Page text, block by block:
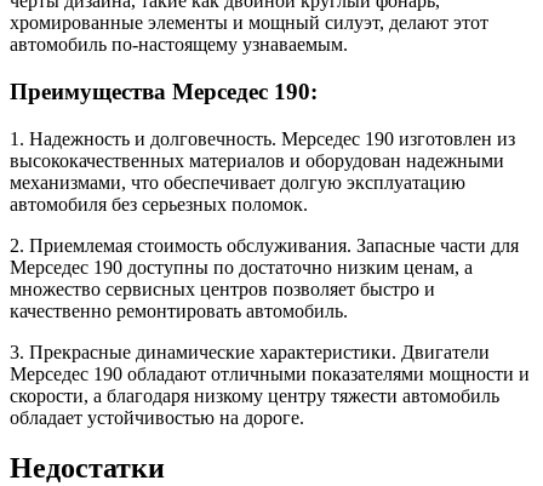
хромированные элементы и мощный силуэт, делают этот
автомобиль по-настоящему узнаваемым.
Преимущества Мерседес 190:
1. Надежность и долговечность. Мерседес 190 изготовлен из
высококачественных материалов и оборудован надежными
механизмами, что обеспечивает долгую эксплуатацию
автомобиля без серьезных поломок.
2. Приемлемая стоимость обслуживания. Запасные части для
Мерседес 190 доступны по достаточно низким ценам, а
множество сервисных центров позволяет быстро и
качественно ремонтировать автомобиль.
3. Прекрасные динамические характеристики. Двигатели
Мерседес 190 обладают отличными показателями мощности и
скорости, а благодаря низкому центру тяжести автомобиль
обладает устойчивостью на дороге.
Недостатки